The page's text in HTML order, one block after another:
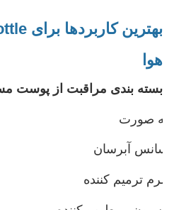
هوا
بسته بندی مراقبت از پوست
مه صورت
اسانس آبرسان
سرم ترمیم کننده